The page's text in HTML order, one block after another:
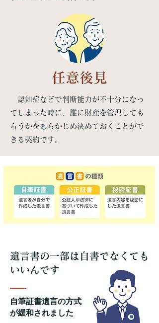
任意後見
認知症などで判断能力が不十分になっ
てしまった時に、誰に財産を管理しても
らうかをあらかじめ決めておくことがで
きる契約です。
​遺言書の一部は自書でなくても
いいんです
自筆証書遺言の方式
が緩和されました